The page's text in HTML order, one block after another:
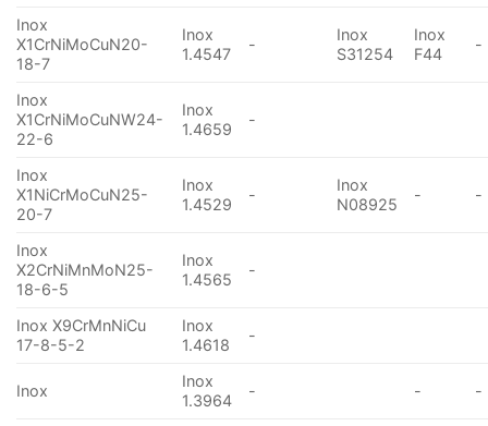
Inox
X1CrNiMoCuN20-
18-7
Inox
1.4547
-
Inox
S31254
Inox
F44
-
Inox
X1CrNiMoCuNW24-
22-6
Inox
1.4659
-
Inox
X1NiCrMoCuN25-
20-7
Inox
1.4529
-
Inox
N08925
- -
Inox
X2CrNiMnMoN25-
18-6-5
Inox
1.4565
-
Inox X9CrMnNiCu
17-8-5-2
Inox
1.4618
-
Inox
Inox
1.3964
- - -